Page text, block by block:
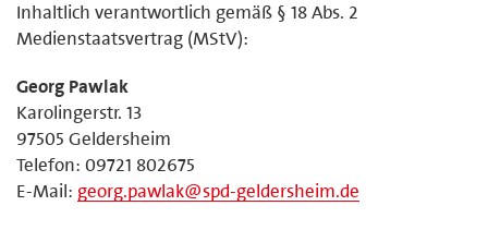
Inhaltlich verantwortlich gemäß § 18 Abs. 2
Medienstaatsvertrag (MStV):
Georg Pawlak
Karolingerstr. 13
97505 Geldersheim
Telefon: 09721 802675
E-Mail: georg.pawlak@spd-geldersheim.de